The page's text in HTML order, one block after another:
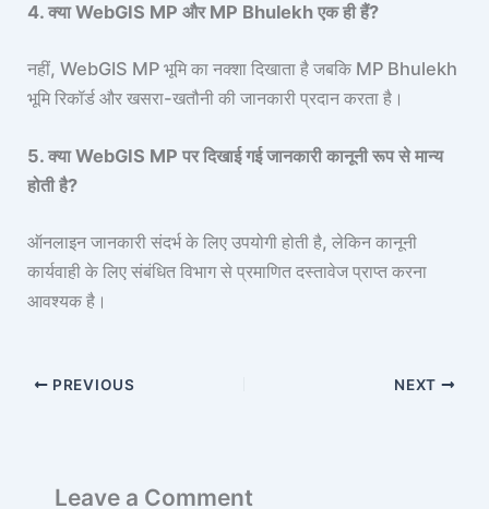
4. क्या WebGIS MP और MP Bhulekh एक ही हैं?
नहीं, WebGIS MP भूमि का नक्शा दिखाता है जबकि MP Bhulekh
भूमि रिकॉर्ड और खसरा-खतौनी की जानकारी प्रदान करता है।
5. क्या WebGIS MP पर दिखाई गई जानकारी कानूनी रूप से मान्य
होती है?
ऑनलाइन जानकारी संदर्भ के लिए उपयोगी होती है, लेकिन कानूनी
कार्यवाही के लिए संबंधित विभाग से प्रमाणित दस्तावेज प्राप्त करना
आवश्यक है।
PREVIOUS NEXT
Leave a Comment